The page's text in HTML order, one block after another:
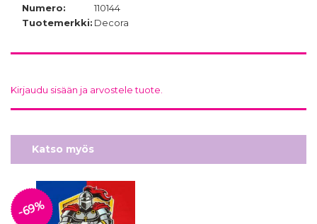
Numero:
110144
Tuotemerkki: Decora
Kirjaudu sisään ja arvostele tuote.
Katso myös
-69%